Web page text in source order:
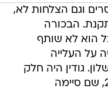
וגם הצלחות לא,
הבכורה
כבר בגיל 19, אבל הוא לא שותף
על העלייה
בכישלון. גודין היה חלק
מהסגל לקופה אמריקה ב-2007, שם סיימה